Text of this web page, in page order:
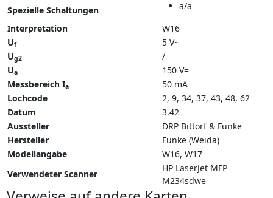
Spezielle Schaltungen
a/a
Interpretation
W16
Uf
5 V~
Ug2
/
Ua
150 V=
Messbereich Ia
50 mA
Lochcode
2, 9, 34, 37, 43, 48, 62
Datum
3.42
Aussteller
DRP Bittorf & Funke
Hersteller
Funke (Weida)
Modellangabe
W16 W17
Verwendeter Scanner
HP LaserJet MFP
M234sdwe